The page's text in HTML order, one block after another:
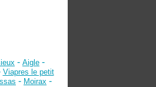
- Aigle -
Viapres le petit
- Moirax -